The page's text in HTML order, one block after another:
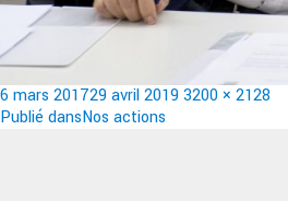
Publié
le
6 mars 201729 avril 2019Taille
3200 × 2128
Navigation
Publié dansNos actions